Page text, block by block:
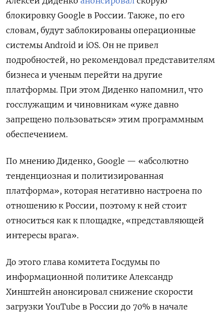
блокировку Google в России. Также, по его
словам, будут заблокированы операционные
системы Android и iOS. Он не привел
подробностей, но рекомендовал представителям
бизнеса и ученым перейти на другие
платформы. При этом Диденко напомнил, что
госслужащим и чиновникам «уже давно
запрещено пользоваться» этим программным
обеспечением.
По мнению Диденко, Google — «абсолютно
тенденциозная и политизированная
платформа», которая негативно настроена по
отношению к России, поэтому к ней стоит
относиться как к площадке, «представляющей
интересы врага».
До этого глава комитета Госдумы по
информационной политике Александр
Хинштейн анонсировал снижение скорости
загрузки YouTube в России до 70% в начале